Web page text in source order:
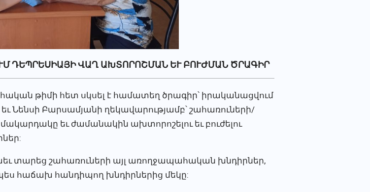
ԴԵՊՐԵՍԻԱՅԻ ՎԱՂ ԱԽՏՈՐՈՇՄԱՆ ԵՒ ԲՈՒԺՄԱՆ ԾՐԱԳԻՐ
թիմի հետ սկսել է համատեղ ծրագիր՝ իրականացվում
Նենսի Բարսամյանի ղեկավարությամբ՝ շահառուների/
եւ ժամանակին ախտորոշելու եւ բուժելու
տարեց շահառուների այլ առողջապահական խնդիրներ,
հաճախ հանդիպող խնդիրներից մեկը: